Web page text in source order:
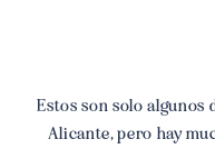
Estos son solo algunos
Alicante, pero hay